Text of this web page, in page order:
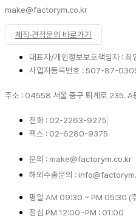
make@factorym.co.kr
제작·견적문의 바로가기
대표자/개인정보보호책임자 : 최
사업자등록번호 : 507-87-
주소 : 04558 서울 중구 퇴계로 235. A
전화 : 02-2263-9275
팩스 : 02-6280-9375
문의 : make@factorym.co.kr
해외수출문의 :
평일 AM 09:30 ~ PM 05:30 (주
점심 PM 12:00~PM : 01:00